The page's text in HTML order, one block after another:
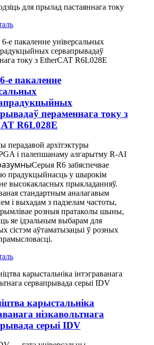
для прылад пастаяннага току
е пакаленне
пераменнага току з
R6L028E
перадавой архітэктуры
і палепшанаму алгарытму R-AI
Серыя R6 забяспечвае
прадукцыйнасць у шырокім
высокакласных прыкладанняў.
стандартным аналагавым
і выхадам з падзелам частоты,
розныя пратаколы шыны,
яе ідэальным выбарам для
сістэм аўтаматызацыі ў розных
карыстальніка
нізкавольтнага
серыі IDV